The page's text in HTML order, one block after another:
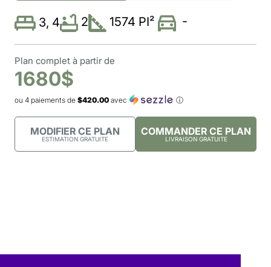
3, 4 2 1574 PI² -
Plan complet à partir de
1680$
ou 4 paiements de $420.00 avec ⓘ
MODIFIER CE PLAN
ESTIMATION GRATUITE
COMMANDER CE PLAN
LIVRAISON GRATUITE